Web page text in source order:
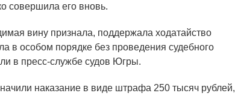
совершила его вновь.
вину признала, поддержала ходатайство
в особом порядке без проведения судебного
в пресс-службе судов Югры.
наказание в виде штрафа 250 тысяч рублей,